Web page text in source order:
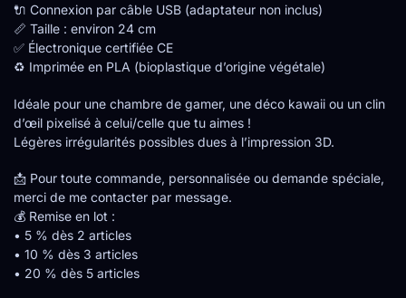
🔌 Connexion par câble USB (adaptateur non inclus)
📏 Taille : environ 24 cm
✅ Électronique certifiée CE
♻️ Imprimée en PLA (bioplastique d’origine végétale)
Idéale pour une chambre de gamer, une déco kawaii ou un clin
d’œil pixelisé à celui/celle que tu aimes !
Légères irrégularités possibles dues à l’impression 3D.
📩 Pour toute commande, personnalisée ou demande spéciale,
merci de me contacter par message.
💰 Remise en lot :
• 5 % dès 2 articles
• 10 % dès 3 articles
• 20 % dès 5 articles